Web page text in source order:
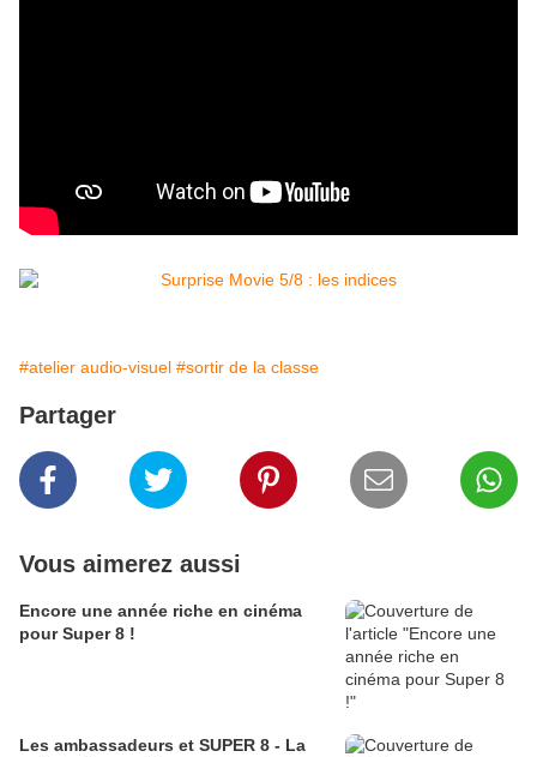
#atelier audio-visuel #sortir de la classe
Partager
Vous aimerez aussi
Encore une année riche en cinéma
pour Super 8 !
Les ambassadeurs et SUPER 8 - La